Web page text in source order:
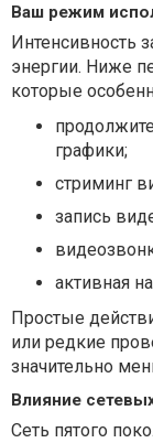
Ваш режим
Интенсивность
энергии. Ниже
которые
графики;
стриминг
запись
активная
Простые
или редкие
значительно
Влияние
Сеть пятого